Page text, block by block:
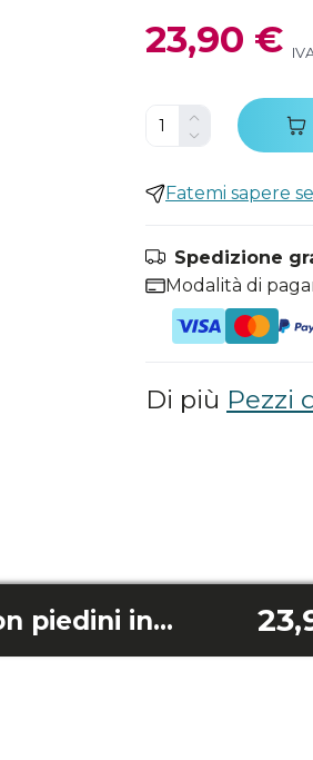
23,90 €
Fatemi sapere
Spedizione
Modalità di
Di più Pezzi
Griglia Cecofry Mist 7000 con piedini in gomma